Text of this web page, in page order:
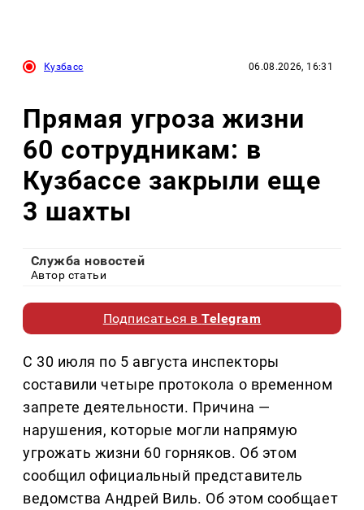
Кузбасс 06.08.2026, 16:31
Прямая угроза жизни
60 сотрудникам: в
Кузбассе закрыли еще
3 шахты
Служба новостей
Автор статьи
Подписаться вTelegram
С 30 июля по 5 августа инспекторы
составили четыре протокола о временном
запрете деятельности. Причина —
нарушения, которые могли напрямую
угрожать жизни 60 горняков. Об этом
сообщил официальный представитель
ведомства Андрей Виль. Об этом сообщает